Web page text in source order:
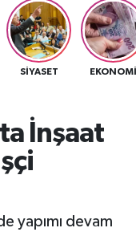
SIYASET EKONOMI
İnşaat
yapımı devam